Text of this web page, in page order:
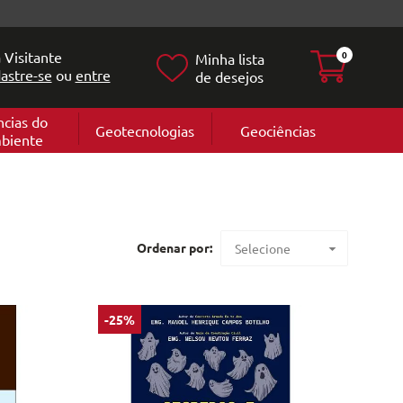
Visitante
se ou entre
Minha lista
de desejos
0
do
Geociências
Geotecnologias
Ordenar por: Selecione
Menor preço
Mais vendidos
Lançamentos
-25%